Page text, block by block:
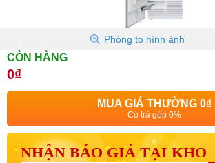
Phóng to hình ảnh
CÒN HÀNG
0₫
MUA GIÁ THƯỜNG 0₫
Có trả góp 0%
NHẬN BÁO GIÁ TẠI KHO